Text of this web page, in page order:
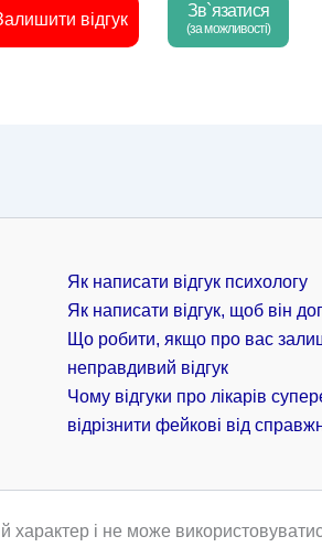
відгук Зв`язатися
(за можливості)
Як написати відгук психологу
Як написати відгук, щоб він
Що робити, якщо про вас
неправдивий відгук
Чому відгуки про лікарів
відрізнити фейкові від
і не може